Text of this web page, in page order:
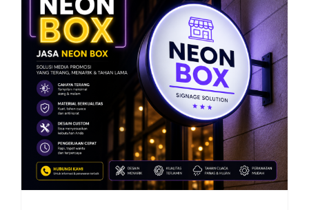
Depok
dari
Kreasi